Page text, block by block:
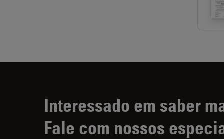
Interessado em saber
Fale com nossos